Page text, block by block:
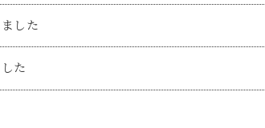
した
た